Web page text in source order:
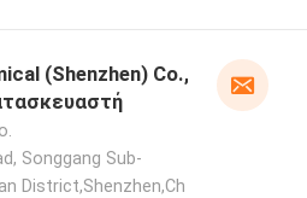
(Shenzhen) Co., Ltd
Songgang Sub-
District,Shenzhen,Ch